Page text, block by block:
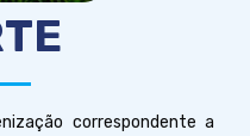
correspondente a